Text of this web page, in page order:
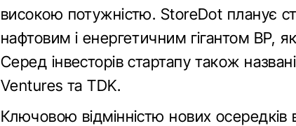
високою потужністю. StoreDot планує
нафтовим і енергетичним гігантом BP,
Серед інвесторів стартапу також
Ventures та TDK.
Ключовою відмінністю нових осередків